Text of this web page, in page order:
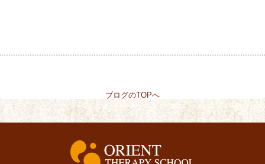
ブログのTOPへ